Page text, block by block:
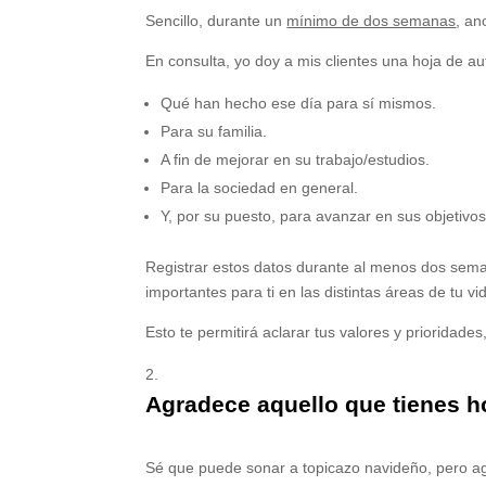
Sencillo, durante un mínimo de dos semanas ,
En consulta, yo doy a mis clientes una hoja de
Qué han hecho ese día para sí mismos.
Para su familia.
A fin de mejorar en su trabajo/estudios.
Para la sociedad en general.
Y, por su puesto, para avanzar en sus
Registrar estos datos durante al menos dos
importantes para ti en las distintas áreas de tu
Esto te permitirá aclarar tus valores y
Agradece aquello que tienes
Sé que puede sonar a topicazo navideño, pero